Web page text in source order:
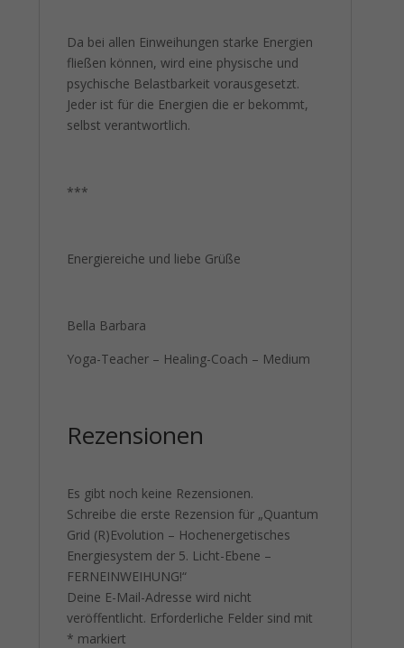
Da bei allen Einweihungen starke Energien
fließen können, wird eine physische und
psychische Belastbarkeit vorausgesetzt.
Jeder ist für die Energien die er bekommt,
selbst verantwortlich.
***
Energiereiche und liebe Grüße
Bella Barbara
Yoga-Teacher – Healing-Coach – Medium
Rezensionen
Es gibt noch keine Rezensionen.
Schreibe die erste Rezension für „Quantum
Grid (R)Evolution – Hochenergetisches
Energiesystem der 5. Licht-Ebene –
FERNEINWEIHUNG!“
Deine E-Mail-Adresse wird nicht
veröffentlicht. Erforderliche Felder sind mit
* markiert